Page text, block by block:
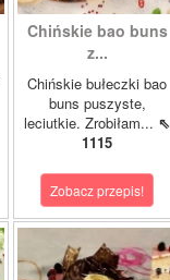
Chińskie bao buns
z...
Chińskie bułeczki bao
buns puszyste,
leciutkie. Zrobiłam... ⇖
1115
Zobacz przepis!